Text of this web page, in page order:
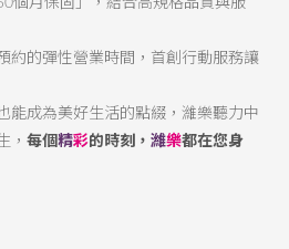
個月保固」，結合高規格品質與服
約的彈性營業時間，首創行動服務讓
能成為美好生活的點綴，濰樂聽力中
， 每個精彩的時刻， 濰樂都在您身